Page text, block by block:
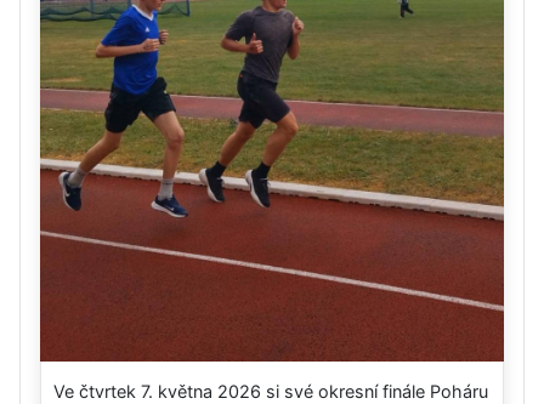
Ve čtvrtek 7. května 2026 si své okresní finále Poháru